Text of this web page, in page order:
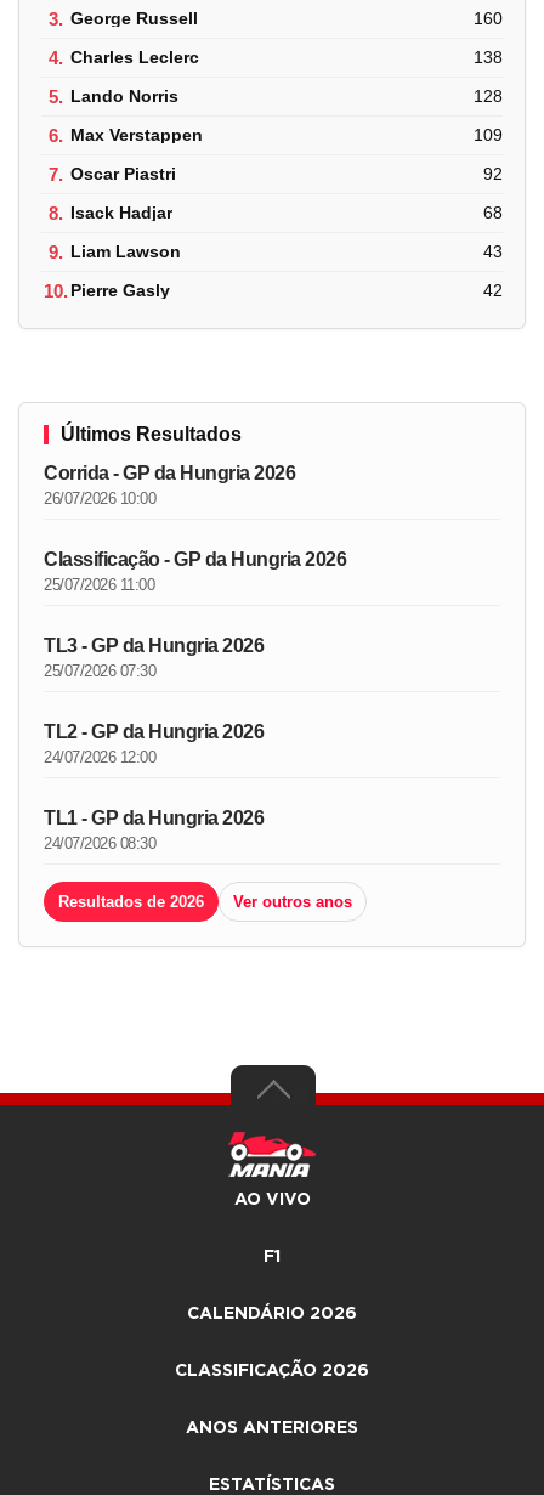
3. George Russell 160
4. Charles Leclerc 138
5. Lando Norris 128
6. Max Verstappen 109
7. Oscar Piastri 92
8. Isack Hadjar 68
9. Liam Lawson 43
10.Pierre Gasly 42
Últimos Resultados
Corrida - GP da Hungria 2026
26/07/2026 10:00
Classificação - GP da Hungria 2026
25/07/2026 11:00
TL3 - GP da Hungria 2026
25/07/2026 07:30
TL2 - GP da Hungria 2026
24/07/2026 12:00
TL1 - GP da Hungria 2026
24/07/2026 08:30
Resultados de 2026 Ver outros anos
AO VIVO
F1
CALENDÁRIO 2026
CLASSIFICAÇÃO 2026
ANOS ANTERIORES
ESTATÍSTICAS